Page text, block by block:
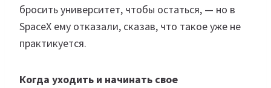
бросить университет, чтобы остаться, — но в
SpaceX ему отказали, сказав, что такое уже не
практикуется.
Когда уходить и начинать свое